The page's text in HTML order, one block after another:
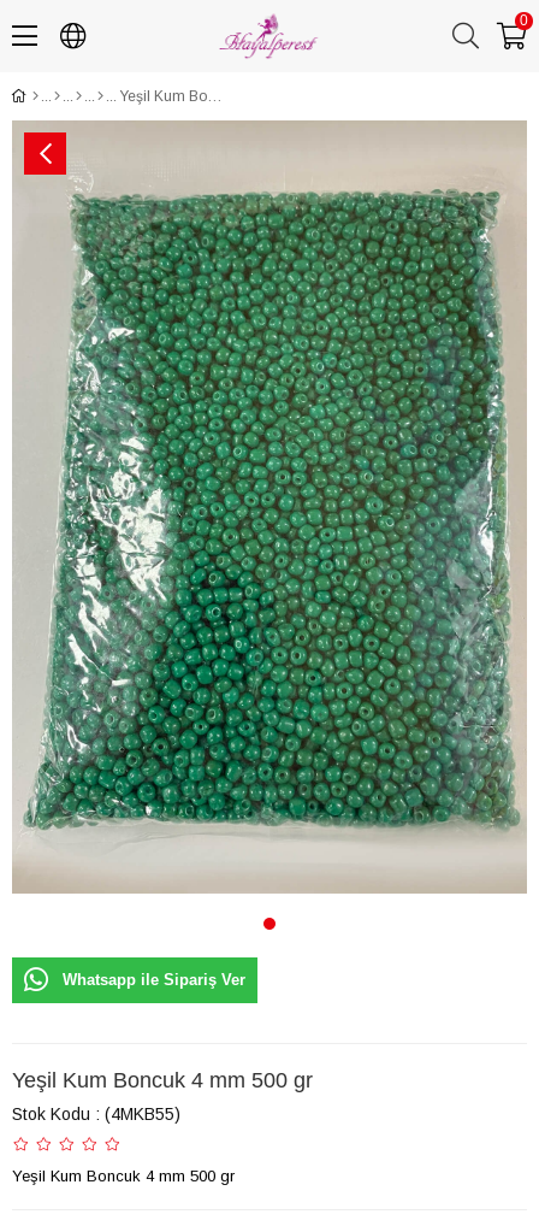
0
Yeşil Kum Boncuk 4 mm 500 gr
Whatsapp ile Sipariş Ver
Yeşil Kum Boncuk 4 mm 500 gr
Stok Kodu (4MKB55)
Yeşil Kum Boncuk 4 mm 500 gr